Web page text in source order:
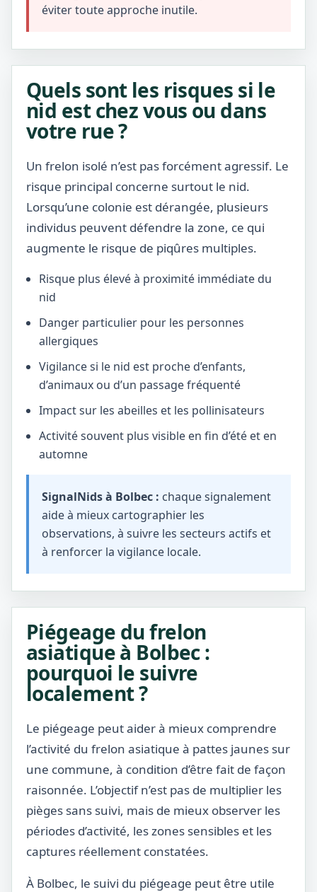
éviter toute approche inutile.
Quels sont les risques si le
nid est chez vous ou dans
votre rue ?
Un frelon isolé n’est pas forcément agressif. Le
risque principal concerne surtout le nid.
Lorsqu’une colonie est dérangée, plusieurs
individus peuvent défendre la zone, ce qui
augmente le risque de piqûres multiples.
Risque plus élevé à proximité immédiate du
nid
Danger particulier pour les personnes
allergiques
Vigilance si le nid est proche d’enfants,
d’animaux ou d’un passage fréquenté
Impact sur les abeilles et les pollinisateurs
Activité souvent plus visible en fin d’été et en
automne
SignalNids à Bolbec : chaque signalement
aide à mieux cartographier les
observations, à suivre les secteurs actifs et
à renforcer la vigilance locale.
Piégeage du frelon
asiatique à Bolbec :
pourquoi le suivre
localement ?
Le piégeage peut aider à mieux comprendre
l’activité du frelon asiatique à pattes jaunes sur
une commune, à condition d’être fait de façon
raisonnée. L’objectif n’est pas de multiplier les
pièges sans suivi, mais de mieux observer les
périodes d’activité, les zones sensibles et les
captures réellement constatées.
À Bolbec, le suivi du piégeage peut être utile